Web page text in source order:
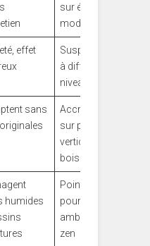
sur étagères
modulaires
effet
Suspensions
à différents
niveaux
sans
Accrochées
sur parois
verticales ou
bois flotté
humides
Points d’eau
pour
ambiance
zen